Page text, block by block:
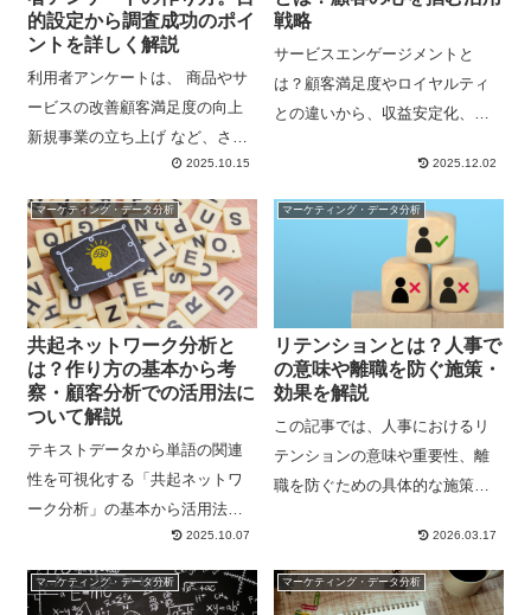
的設定から調査成功のポイ
ントを詳しく解説
利用者アンケートは、 商品やサ
ービスの改善顧客満足度の向上
新規事業の立ち上げ など、さま
ざまなビジネス課題の解決に役
立つ重要な調査手法です。 ただ
し、アンケートを効果的に実施
するためには、目的に合わせた
適切な質問が不可欠...
2025.10.15
戦略
サービスエンゲージメントと
は？顧客満足度やロイヤルティ
との違いから、収益安定化、新
説。お客様との信頼関係を深
め、サービスを継続利用しても
らうための具体的な戦略と成功
事例を紹介します。
2025.12.02
マーケティング・データ分析
共起ネットワーク分析と
は？作り方の基本から考
察・顧客分析での活用法に
ついて解説
テキストデータから単語の関連
性を可視化する「共起ネットワ
ーク分析」の基本から活用法ま
で解説。作成ツール（KH Coder,
Python）やデータの準備、アン
ケート・SNS・口コミ分析での
2025.10.07
マーケティング・データ分析
リテンションとは？人事で
の意味や離職を防ぐ施策・
効果を解説
この記事では、人事におけるリ
テンションの意味や重要性、離
職を防ぐための具体的な施策、
て得られる効果について解説し
ます。
2026.03.17
マーケティング・データ分析 マーケティング・データ分析